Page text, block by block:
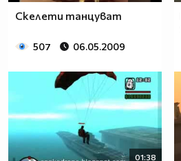
Скелети танцуват
507 06.05.2009
01:38